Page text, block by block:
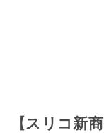
【スリコ新